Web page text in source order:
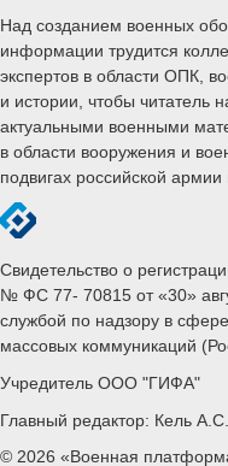
Над созданием военных
информации трудится
экспертов в области ОПК,
и истории, чтобы читатель
актуальными военными
в области вооружения и
подвигах российской
Свидетельство о
№ ФС 77- 70815 от «30»
службой по надзору в
массовых коммуникаций
Учредитель ООО "ГИФА"
Главный редактор: Кель А.С.
© 2026 «Военная